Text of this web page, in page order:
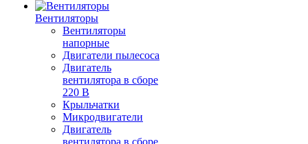
Вентиляторы
Вентиляторы
напорные
Двигатели пылесоса
Двигатель
вентилятора в сборе
220 В
Крыльчатки
Микродвигатели
Двигатель
вентилятора в сборе